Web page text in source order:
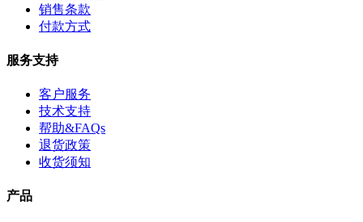
销售条款
付款方式
服务支持
客户服务
技术支持
帮助&FAQs
退货政策
收货须知
产品